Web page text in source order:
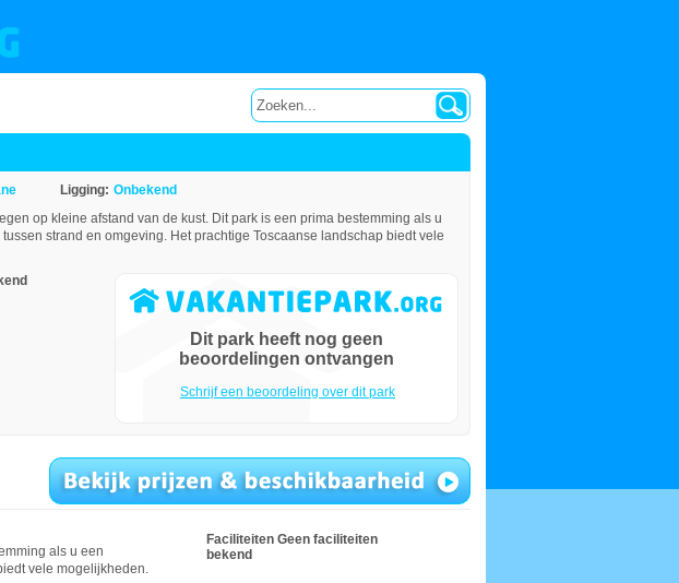
Ligging: Onbekend
op kleine afstand van de kust. Dit park is een prima bestemming als u
strand en omgeving. Het prachtige Toscaanse landschap biedt vele
Dit park heeft nog geen
beoordelingen ontvangen
Schrijf een beoordeling over dit park
als u een
vele mogelijkheden.
Faciliteiten Geen faciliteiten
bekend